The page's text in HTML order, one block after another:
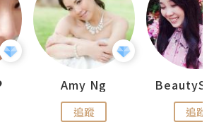
Amy Ng
追蹤 追蹤